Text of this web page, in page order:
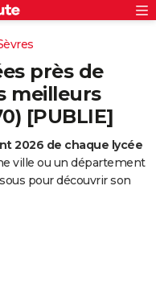
près de
meilleurs
[PUBLIE]
2026 de chaque lycée
ville ou un département
pour découvrir son